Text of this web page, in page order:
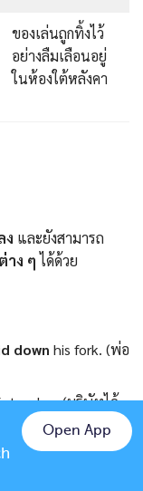
ของเล่นถูกทิ้งไว้
อย่างลืมเลือนอยู่
ในห้องใต้หลังคา
ง และยังสามารถ
าง ๆได้ด้วย
down his fork. (พ่อ
rules. (บริษัทได้
Chat on LINE
Open App